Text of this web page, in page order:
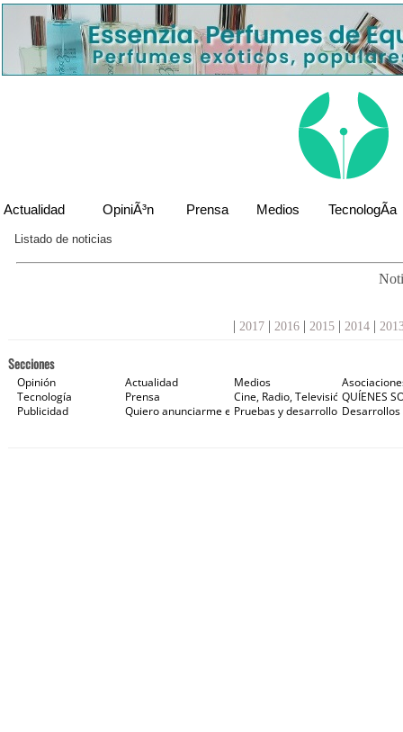
Actualidad OpiniÃ³n Prensa Medios TecnologÃ­a
Listado de noticias
| 2017 | 2016 | 2015 | 2014 |
Secciones
Opinión Actualidad Medios
Tecnología
Prensa Cine, Radio, Televisión e Internet
QUÍENES
Publicidad
Quiero anunciarme en Gaceta de Prensa
Pruebas y desarrollos Desarrollos